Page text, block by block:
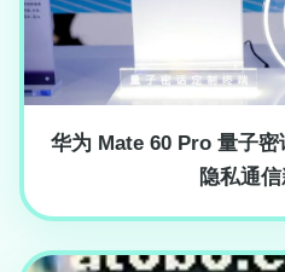
华为 Mate 60 Pro 量子
隐私通